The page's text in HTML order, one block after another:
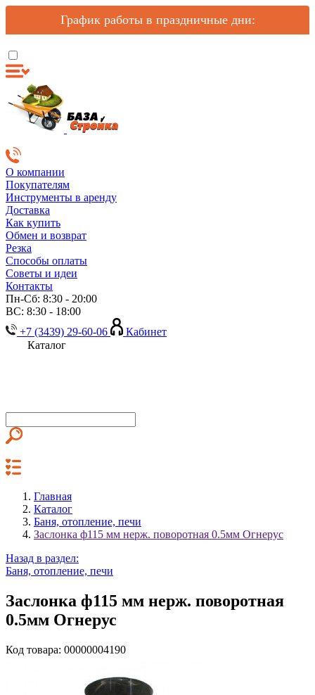
График работы в праздничные дни:
О компании
Покупателям
Инструменты в аренду
Доставка
Как купить
Обмен и возврат
Резка
Способы оплаты
Советы и идеи
Контакты
Пн-Сб: 8:30 - 20:00
ВС: 8:30 - 18:00
+7 (3439) 29-60-06
Кабинет
Каталог
Главная
Каталог
Баня, отопление, печи
Заслонка ф115 мм нерж. поворотная 0.5мм Огнерус
Назад в раздел:
Баня, отопление, печи
Заслонка ф115 мм нерж. поворотная
0.5мм Огнерус
Код товара: 00000004190